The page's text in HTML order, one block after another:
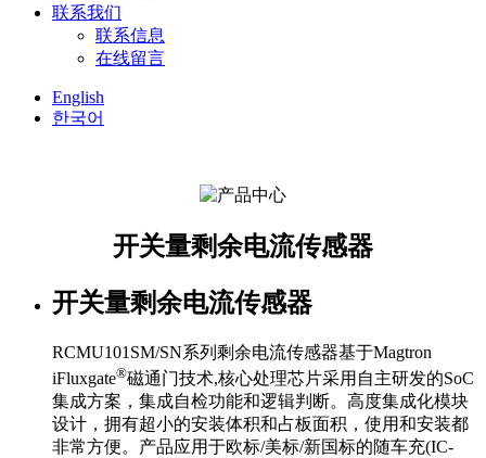
联系我们
联系信息
在线留言
English
한국어
开关量剩余电流传感器
开关量剩余电流传感器
RCMU101SM/SN系列剩余电流传感器基于Magtron
iFluxgate®磁通门技术,核心处理芯片采用自主研发的SoC
集成方案，集成自检功能和逻辑判断。高度集成化模块
设计，拥有超小的安装体积和占板面积，使用和安装都
非常方便。产品应用于欧标/美标/新国标的随车充(IC-